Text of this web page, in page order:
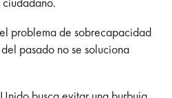
problema de sobrecapacidad
pasado no se soluciona